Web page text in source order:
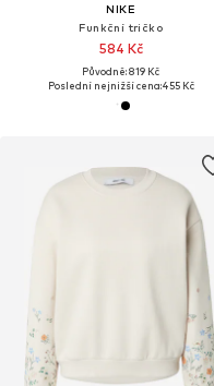
NIKE
Funkční tričko
584 Kč
Původně: 819 Kč
Poslední nejnižší cena:455 Kč